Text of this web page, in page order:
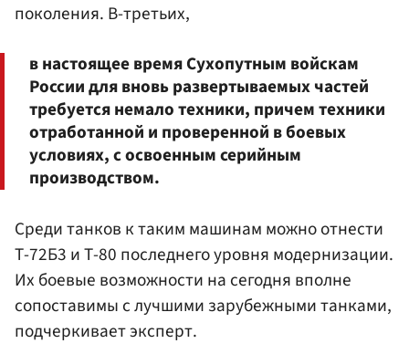
поколения. В-третьих,
в настоящее время Сухопутным войскам
России для вновь развертываемых частей
требуется немало техники, причем техники
отработанной и проверенной в боевых
условиях, с освоенным серийным
производством.
Среди танков к таким машинам можно отнести
Т-72Б3 и Т-80 последнего уровня модернизации.
Их боевые возможности на сегодня вполне
сопоставимы с лучшими зарубежными танками,
подчеркивает эксперт.